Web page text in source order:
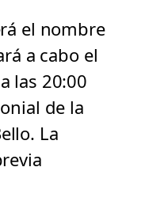
el nombre
a cabo el
las 20:00
de la
La